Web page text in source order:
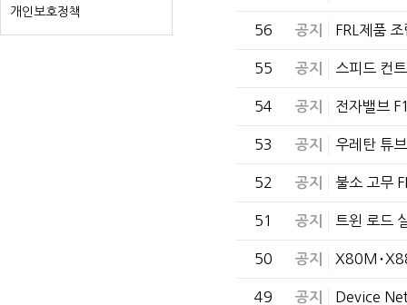
개인보호정책
56 공지 FRL제품
55 공지 스피드 컨
54 공지 전자밸브
53 공지 우레탄 튜
52 공지 불소 고무
51 공지 트윈 로드
50 공지 X80M･
49 공지 Device